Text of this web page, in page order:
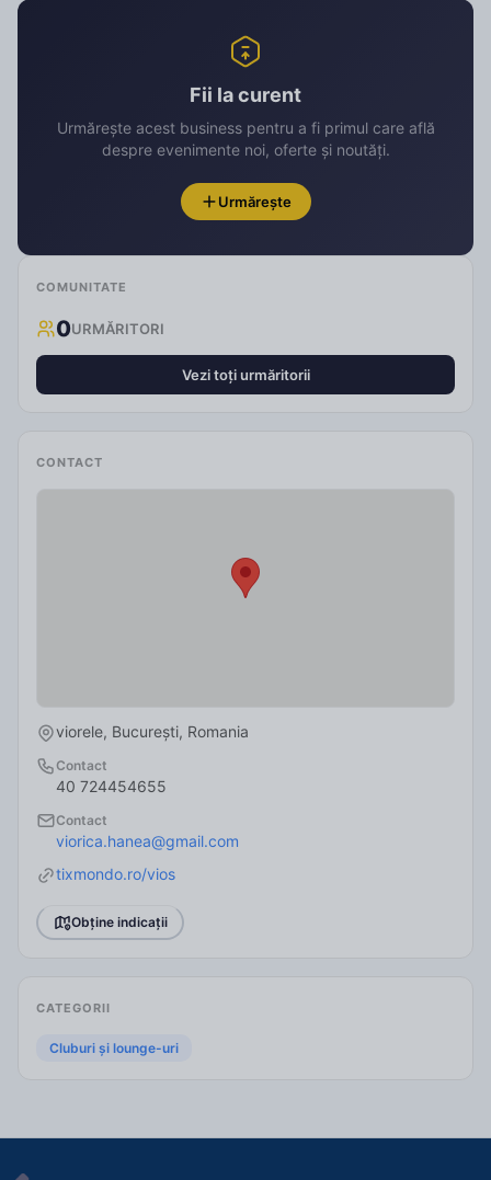
COMUNITATE
0URMĂRITORI
Vezi toți urmăritorii
CONTACT
viorele, București, Romania
Contact
40 724454655
Contact
viorica.hanea@gmail.com
tixmondo.ro/vios
Obține indicații
CATEGORII
Cluburi și lounge-uri
Fii la curent
Urmărește acest business pentru a fi primul care află
despre evenimente noi, oferte și noutăți.
Urmărește